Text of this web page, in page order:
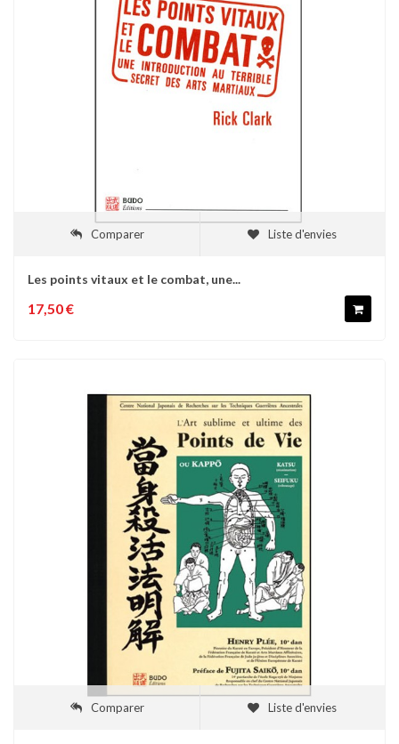
Comparer Liste d'envies
Les points vitaux et le combat, une...
17,50 €
Comparer Liste d'envies